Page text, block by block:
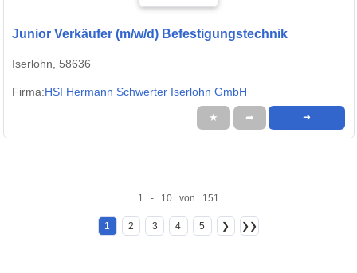
Junior Verkäufer (m/w/d) Befestigungstechnik
Iserlohn, 58636
Firma:HSI Hermann Schwerter Iserlohn GmbH
★ ➦ ➜
1 - 10 von 151
1 2 3 4 5 ❯ ❯❯